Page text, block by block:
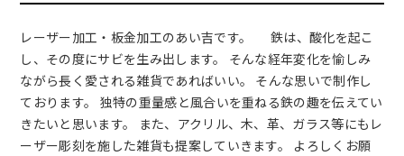
レーザー加工・板金加工のあい吉です。 鉄は、酸化を起こ
し、その度にサビを生み出します。 そんな経年変化を愉しみ
ながら長く愛される雑貨であればいい。 そんな思いで制作し
ております。 独特の重量感と風合いを重ねる鉄の趣を伝えてい
きたいと思います。 また、アクリル、木、革、ガラス等にもレ
ーザー彫刻を施した雑貨も提案していきます。 よろしくお願